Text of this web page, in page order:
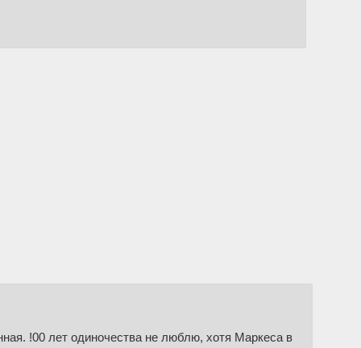
!00 лет одиночества не люблю, хотя Маркеса в